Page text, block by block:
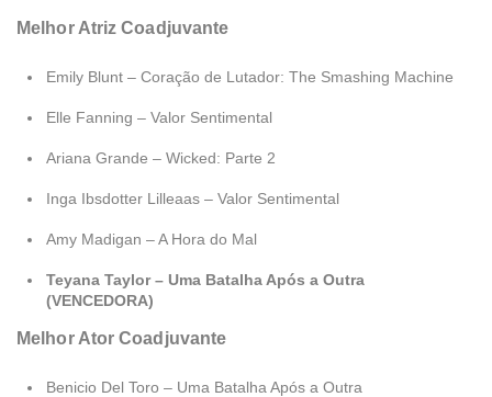
Melhor Atriz Coadjuvante
Emily Blunt – Coração de Lutador: The Smashing Machine
Elle Fanning – Valor Sentimental
Ariana Grande – Wicked: Parte 2
Inga Ibsdotter Lilleaas – Valor Sentimental
Amy Madigan – A Hora do Mal
Teyana Taylor – Uma Batalha Após a Outra
(VENCEDORA)
Melhor Ator Coadjuvante
Benicio Del Toro – Uma Batalha Após a Outra